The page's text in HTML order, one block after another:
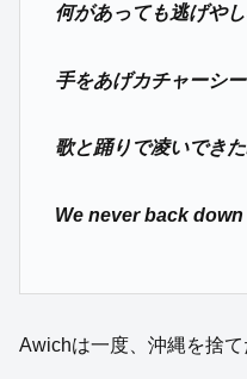
何があっても逃げや
手をあげカチャーシ
歌と踊りで凌いでき
We never back down
Awichは一度、沖縄を捨て